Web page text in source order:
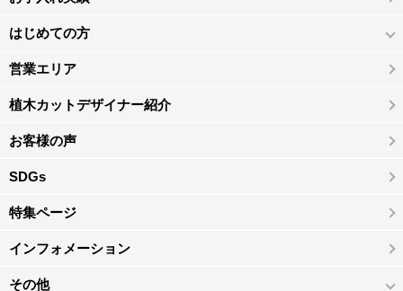
はじめての方
営業エリア
植木カットデザイナー紹介
お客様の声
SDGs
特集ページ
インフォメーション
その他